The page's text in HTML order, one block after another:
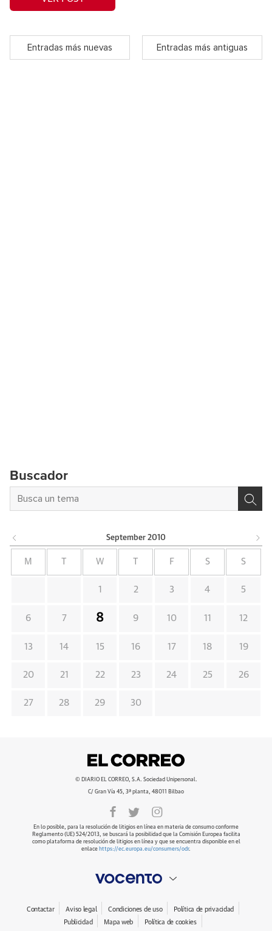
Entradas más nuevas Entradas más antiguas
Buscador
September 2010
M W F S S
1 2 3 4 5
6 7 8 9 10 11 12
13 14 15 16 17 18 19
20 21 22 23 24 25 26
27 28 29 30
© DIARIO EL CORREO, S.A. Sociedad Unipersonal.
C/ Gran Vía 45, 3ª planta, 48011 Bilbao
En lo posible, para la resolución de litigios en línea en materia de consumo conforme
Reglamento (UE) 524/2013, se buscará la posibilidad que la Comisión Europea facilita
como plataforma de resolución de litigios en línea y que se encuentra disponible en el
enlace https://ec.europa.eu/consumers/odr.
Contactar Aviso legal Condiciones de uso
Política de privacidad
Publicidad
Mapa web Política de cookies